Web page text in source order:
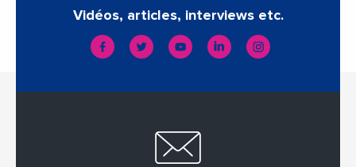
Vidéos, articles, interviews etc.